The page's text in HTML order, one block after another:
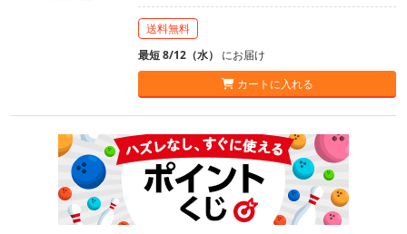
送料無料
最短 8/12（水） にお届け
カートに入れる